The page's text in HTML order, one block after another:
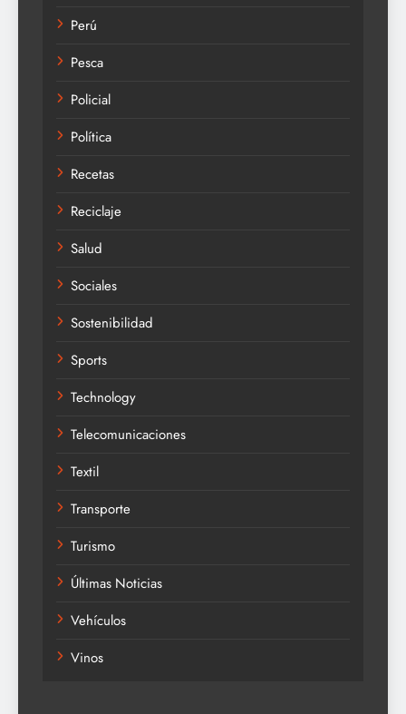
Perú
Pesca
Policial
Política
Recetas
Reciclaje
Salud
Sociales
Sostenibilidad
Sports
Technology
Telecomunicaciones
Textil
Transporte
Turismo
Últimas Noticias
Vehículos
Vinos